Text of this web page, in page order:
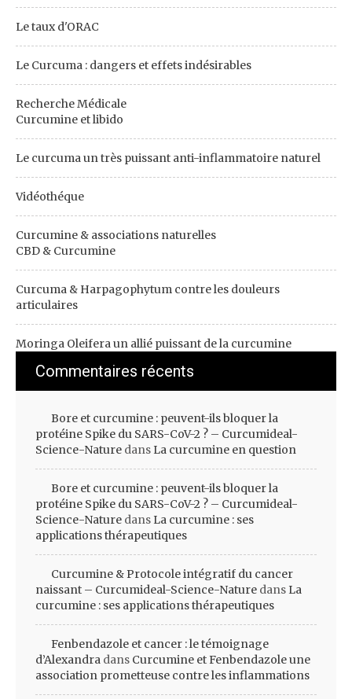
Le taux d'ORAC
Le Curcuma : dangers et effets indésirables
Recherche Médicale
Curcumine et libido
Le curcuma un très puissant anti-inflammatoire naturel
Vidéothéque
Curcumine & associations naturelles
CBD & Curcumine
Curcuma & Harpagophytum contre les douleurs
articulaires
Moringa Oleifera un allié puissant de la curcumine
Commentaires récents
Bore et curcumine : peuvent-ils bloquer la
protéine Spike du SARS-CoV-2 ? – Curcumideal-
Science-Nature dans La curcumine en question
Bore et curcumine : peuvent-ils bloquer la
protéine Spike du SARS-CoV-2 ? – Curcumideal-
Science-Nature dans La curcumine : ses
applications thérapeutiques
Curcumine & Protocole intégratif du cancer
naissant – Curcumideal-Science-Nature dans La
curcumine : ses applications thérapeutiques
Fenbendazole et cancer : le témoignage
d’Alexandra dans Curcumine et Fenbendazole une
association prometteuse contre les inflammations